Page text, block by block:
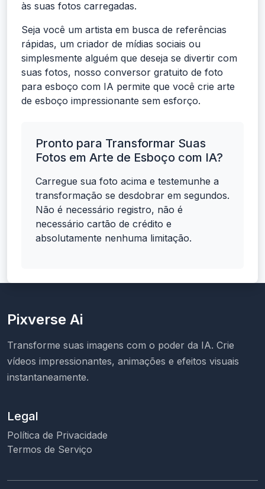
às suas fotos carregadas.
Seja você um artista em busca de referências
rápidas, um criador de mídias sociais ou
simplesmente alguém que deseja se divertir com
suas fotos, nosso conversor gratuito de foto
para esboço com IA permite que você crie arte
de esboço impressionante sem esforço.
Pronto para Transformar Suas
Fotos em Arte de Esboço com IA?
Carregue sua foto acima e testemunhe a
transformação se desdobrar em segundos.
Não é necessário registro, não é
necessário cartão de crédito e
absolutamente nenhuma limitação.
Pixverse Ai
Transforme suas imagens com o poder da IA. Crie
vídeos impressionantes, animações e efeitos visuais
instantaneamente.
Legal
Política de Privacidade
Termos de Serviço